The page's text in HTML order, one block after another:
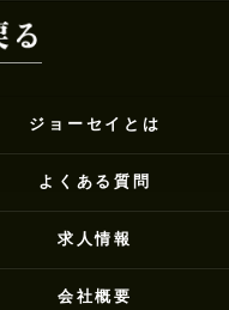
ジョーセイとは
よくある質問
求人情報
会社概要